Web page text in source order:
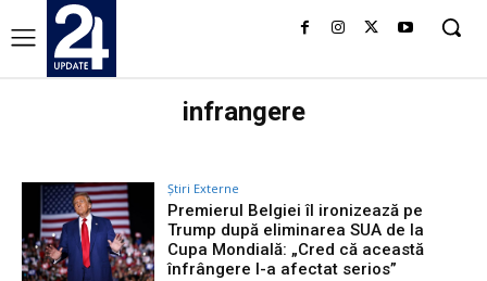
infrangere
Știri Externe
Premierul Belgiei îl ironizează pe
Trump după eliminarea SUA de la
Cupa Mondială: „Cred că această
înfrângere l-a afectat serios”